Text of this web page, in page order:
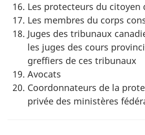
Les protecteurs du citoyen
Les membres du corps
Juges des tribunaux
les juges des cours
greffiers de ces tribunaux
Avocats
Coordonnateurs de la
privée des ministères